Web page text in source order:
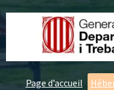
Page d’accueil